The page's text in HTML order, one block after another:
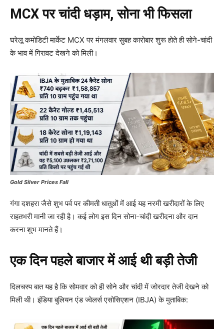
MCX पर चांदी धड़ाम, सोना भी फिसला
घरेलू कमोडिटी मार्केट MCX पर मंगलवार सुबह कारोबार शुरू होते ही सोने-चांदी
के भाव में गिरावट देखने को मिली।
Gold Silver Prices Fall
गंगा दशहरा जैसे शुभ पर्व पर कीमती धातुओं में आई यह नरमी खरीदारों के लिए
राहतभरी मानी जा रही है। कई लोग इस दिन सोना-चांदी खरीदना और दान
करना शुभ मानते हैं।
एक दिन पहले बाजार में आई थी बड़ी तेजी
दिलचस्प बात यह है कि सोमवार को ही सोने और चांदी में जोरदार तेजी देखने को
मिली थी। इंडिया बुलियन एंड ज्वेलर्स एसोसिएशन (IBJA) के मुताबिक: